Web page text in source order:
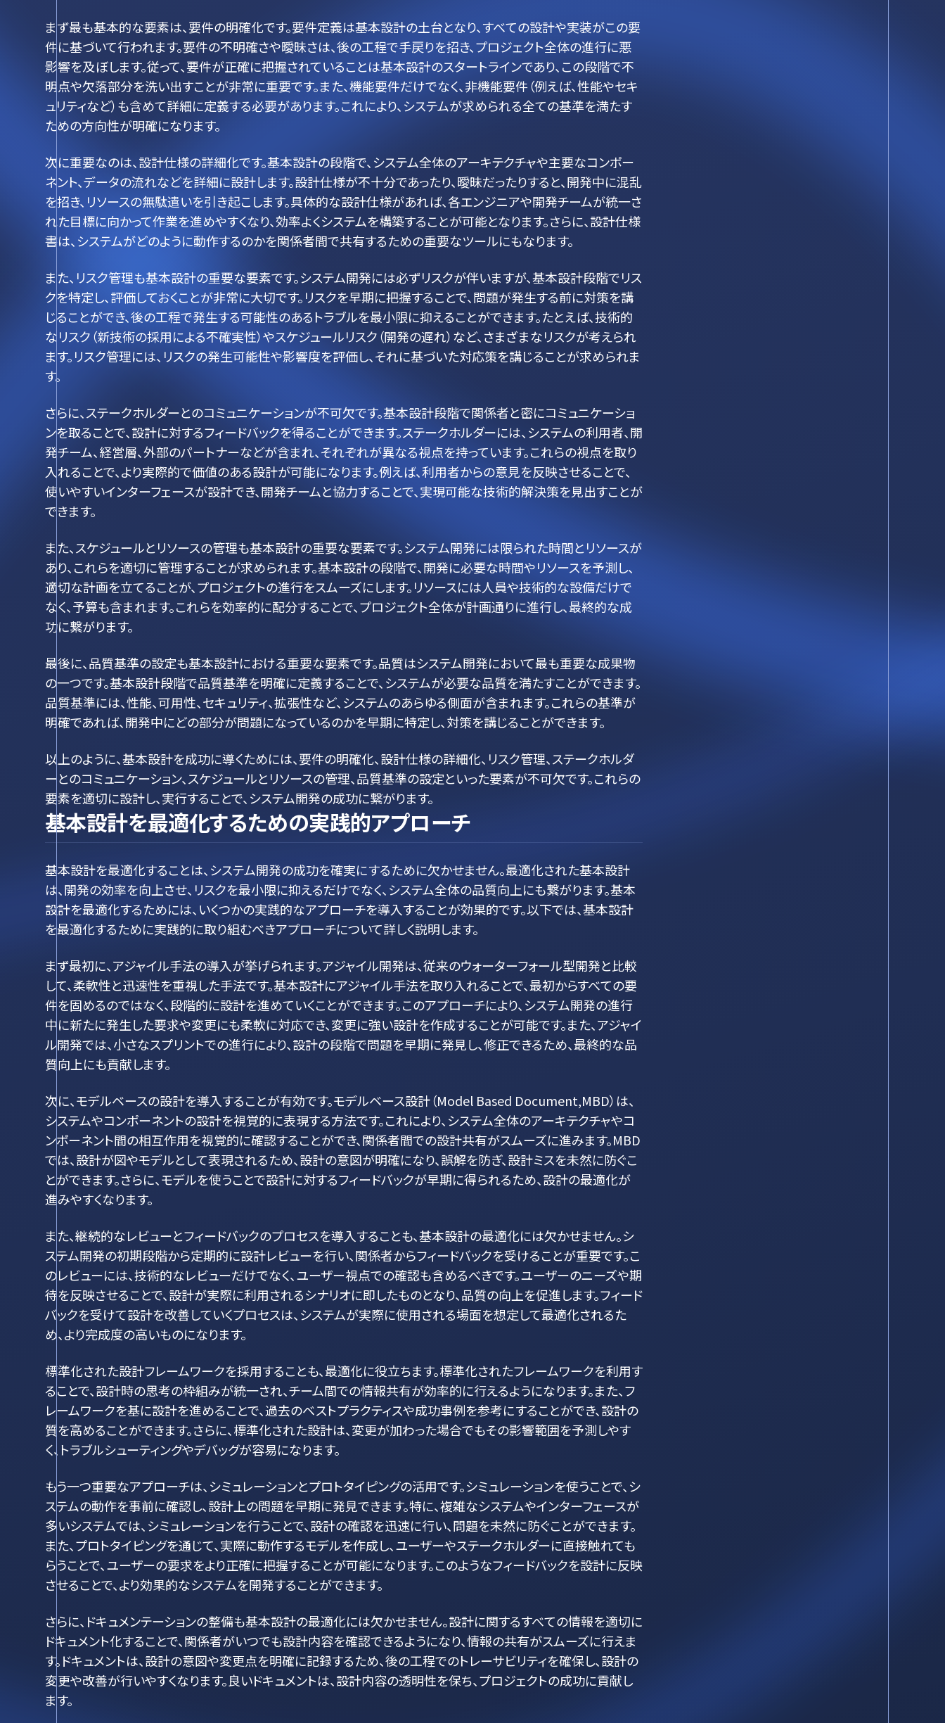
まず最も基本的な要素は、要件の明確化です。要件定義は基本設計の土台となり、すべての設計や実装がこの要
件に基づいて行われます。要件の不明確さや曖昧さは、後の工程で手戻りを招き、プロジェクト全体の進行に悪
影響を及ぼします。従って、要件が正確に把握されていることは基本設計のスタートラインであり、この段階で不
明点や欠落部分を洗い出すことが非常に重要です。また、機能要件だけでなく、非機能要件（例えば、性能やセキ
ュリティなど）も含めて詳細に定義する必要があります。これにより、システムが求められる全ての基準を満たす
ための方向性が明確になります。
次に重要なのは、設計仕様の詳細化です。基本設計の段階で、システム全体のアーキテクチャや主要なコンポー
ネント、データの流れなどを詳細に設計します。設計仕様が不十分であったり、曖昧だったりすると、開発中に混乱
を招き、リソースの無駄遣いを引き起こします。具体的な設計仕様があれば、各エンジニアや開発チームが統一さ
れた目標に向かって作業を進めやすくなり、効率よくシステムを構築することが可能となります。さらに、設計仕様
書は、システムがどのように動作するのかを関係者間で共有するための重要なツールにもなります。
また、リスク管理も基本設計の重要な要素です。システム開発には必ずリスクが伴いますが、基本設計段階でリス
クを特定し、評価しておくことが非常に大切です。リスクを早期に把握することで、問題が発生する前に対策を講
じることができ、後の工程で発生する可能性のあるトラブルを最小限に抑えることができます。たとえば、技術的
なリスク（新技術の採用による不確実性）やスケジュールリスク（開発の遅れ）など、さまざまなリスクが考えられ
ます。リスク管理には、リスクの発生可能性や影響度を評価し、それに基づいた対応策を講じることが求められま
す。
さらに、ステークホルダーとのコミュニケーションが不可欠です。基本設計段階で関係者と密にコミュニケーショ
ンを取ることで、設計に対するフィードバックを得ることができます。ステークホルダーには、システムの利用者、開
発チーム、経営層、外部のパートナーなどが含まれ、それぞれが異なる視点を持っています。これらの視点を取り
入れることで、より実際的で価値のある設計が可能になります。例えば、利用者からの意見を反映させることで、
使いやすいインターフェースが設計でき、開発チームと協力することで、実現可能な技術的解決策を見出すことが
できます。
また、スケジュールとリソースの管理も基本設計の重要な要素です。システム開発には限られた時間とリソースが
あり、これらを適切に管理することが求められます。基本設計の段階で、開発に必要な時間やリソースを予測し、
適切な計画を立てることが、プロジェクトの進行をスムーズにします。リソースには人員や技術的な設備だけで
なく、予算も含まれます。これらを効率的に配分することで、プロジェクト全体が計画通りに進行し、最終的な成
功に繋がります。
最後に、品質基準の設定も基本設計における重要な要素です。品質はシステム開発において最も重要な成果物
の一つです。基本設計段階で品質基準を明確に定義することで、システムが必要な品質を満たすことができます。
品質基準には、性能、可用性、セキュリティ、拡張性など、システムのあらゆる側面が含まれます。これらの基準が
明確であれば、開発中にどの部分が問題になっているのかを早期に特定し、対策を講じることができます。
以上のように、基本設計を成功に導くためには、要件の明確化、設計仕様の詳細化、リスク管理、ステークホルダ
ーとのコミュニケーション、スケジュールとリソースの管理、品質基準の設定といった要素が不可欠です。これらの
要素を適切に設計し、実行することで、システム開発の成功に繋がります。
基本設計を最適化するための実践的アプローチ
基本設計を最適化することは、システム開発の成功を確実にするために欠かせません。最適化された基本設計
は、開発の効率を向上させ、リスクを最小限に抑えるだけでなく、システム全体の品質向上にも繋がります。基本
設計を最適化するためには、いくつかの実践的なアプローチを導入することが効果的です。以下では、基本設計
を最適化するために実践的に取り組むべきアプローチについて詳しく説明します。
まず最初に、アジャイル手法の導入が挙げられます。アジャイル開発は、従来のウォーターフォール型開発と比較
して、柔軟性と迅速性を重視した手法です。基本設計にアジャイル手法を取り入れることで、最初からすべての要
件を固めるのではなく、段階的に設計を進めていくことができます。このアプローチにより、システム開発の進行
中に新たに発生した要求や変更にも柔軟に対応でき、変更に強い設計を作成することが可能です。また、アジャイ
ル開発では、小さなスプリントでの進行により、設計の段階で問題を早期に発見し、修正できるため、最終的な品
質向上にも貢献します。
次に、モデルベースの設計を導入することが有効です。モデルベース設計（Model Based Document,MBD）は、
システムやコンポーネントの設計を視覚的に表現する方法です。これにより、システム全体のアーキテクチャやコ
ンポーネント間の相互作用を視覚的に確認することができ、関係者間での設計共有がスムーズに進みます。MBD
では、設計が図やモデルとして表現されるため、設計の意図が明確になり、誤解を防ぎ、設計ミスを未然に防ぐこ
とができます。さらに、モデルを使うことで設計に対するフィードバックが早期に得られるため、設計の最適化が
進みやすくなります。
また、継続的なレビューとフィードバックのプロセスを導入することも、基本設計の最適化には欠かせません。シ
ステム開発の初期段階から定期的に設計レビューを行い、関係者からフィードバックを受けることが重要です。こ
のレビューには、技術的なレビューだけでなく、ユーザー視点での確認も含めるべきです。ユーザーのニーズや期
待を反映させることで、設計が実際に利用されるシナリオに即したものとなり、品質の向上を促進します。フィード
バックを受けて設計を改善していくプロセスは、システムが実際に使用される場面を想定して最適化されるた
め、より完成度の高いものになります。
標準化された設計フレームワークを採用することも、最適化に役立ちます。標準化されたフレームワークを利用す
ることで、設計時の思考の枠組みが統一され、チーム間での情報共有が効率的に行えるようになります。また、フ
レームワークを基に設計を進めることで、過去のベストプラクティスや成功事例を参考にすることができ、設計の
質を高めることができます。さらに、標準化された設計は、変更が加わった場合でもその影響範囲を予測しやす
く、トラブルシューティングやデバッグが容易になります。
もう一つ重要なアプローチは、シミュレーションとプロトタイピングの活用です。シミュレーションを使うことで、シ
ステムの動作を事前に確認し、設計上の問題を早期に発見できます。特に、複雑なシステムやインターフェースが
多いシステムでは、シミュレーションを行うことで、設計の確認を迅速に行い、問題を未然に防ぐことができます。
また、プロトタイピングを通じて、実際に動作するモデルを作成し、ユーザーやステークホルダーに直接触れても
らうことで、ユーザーの要求をより正確に把握することが可能になります。このようなフィードバックを設計に反映
させることで、より効果的なシステムを開発することができます。
さらに、ドキュメンテーションの整備も基本設計の最適化には欠かせません。設計に関するすべての情報を適切に
ドキュメント化することで、関係者がいつでも設計内容を確認できるようになり、情報の共有がスムーズに行えま
す。ドキュメントは、設計の意図や変更点を明確に記録するため、後の工程でのトレーサビリティを確保し、設計の
変更や改善が行いやすくなります。良いドキュメントは、設計内容の透明性を保ち、プロジェクトの成功に貢献し
ます。